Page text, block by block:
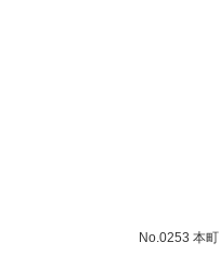
No.0253 本町